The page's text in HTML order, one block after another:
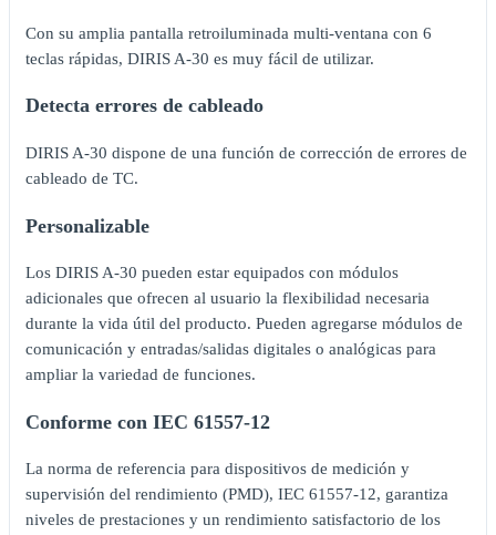
Con su amplia pantalla retroiluminada multi-ventana con 6
teclas rápidas, DIRIS A-30 es muy fácil de utilizar.
Detecta errores de cableado
DIRIS A-30 dispone de una función de corrección de errores de
cableado de TC.
Personalizable
Los DIRIS A-30 pueden estar equipados con módulos
adicionales que ofrecen al usuario la flexibilidad necesaria
durante la vida útil del producto. Pueden agregarse módulos de
comunicación y entradas/salidas digitales o analógicas para
ampliar la variedad de funciones.
Conforme con IEC 61557-12
La norma de referencia para dispositivos de medición y
supervisión del rendimiento (PMD), IEC 61557-12, garantiza
niveles de prestaciones y un rendimiento satisfactorio de los